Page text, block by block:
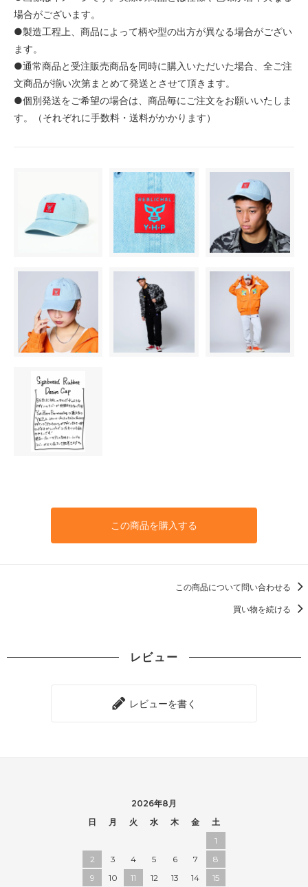
場合がございます。
●製造工程上、商品によって柄や型の出方が異なる場合がござい
ます。
●通常商品と受注販売商品を同時に購入いただいた場合、全ご注
文商品が揃い次第まとめて発送とさせて頂きます。
●個別発送をご希望の場合は、商品毎にご注文をお願いいたしま
す。（それぞれに手数料・送料がかかります）
この商品を購入する
この商品について問い合わせる
買い物を続ける
レビュー
レビューを書く
2026年8月
日
月 火 水 木 金
土
1
2
3 4 5 6 7
8
9
10 11 12 13 14
15